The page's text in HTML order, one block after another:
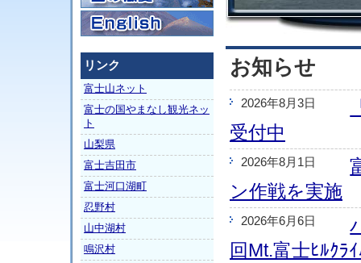
お知らせ
2026年8月3日
受付中
2026年8月1日
ン作戦を実施
2026年6月6日
回Mt.富士ﾋﾙｸﾗ
リンク
富士山ネット
富士の国やまなし観光ネッ
ト
山梨県
富士吉田市
富士河口湖町
忍野村
山中湖村
鳴沢村